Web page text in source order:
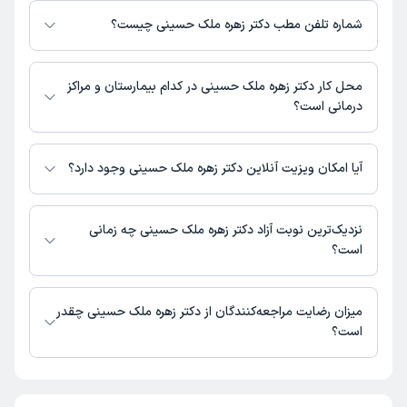
نیست. برای دریافت اطلاعات دقیق‌تر، لطفاً با مطب تماس بگیرید.
شماره تلفن مطب دکتر زهره ملک حسینی چیست؟
شماره تماس مطب دکتر زهره ملک حسینی در حال حاضر در این صفحه ثبت
نشده است.
محل کار دکتر زهره ملک حسینی در کدام بیمارستان و مراکز
درمانی است؟
دکتر زهره ملک حسینی در مراکز زیر فعالیت دارد:
کلینیک آوای ذهن اراک
آیا امکان ویزیت آنلاین دکتر زهره ملک حسینی وجود دارد؟
در حال حاضر اطلاعاتی درباره ارائه ویزیت آنلاین توسط دکتر زهره ملک حسینی
در دسترس نیست. برای دریافت اطلاعات دقیق‌تر، لطفاً با مطب تماس بگیرید.
نزدیک‌ترین نوبت آزاد دکتر زهره ملک حسینی چه زمانی
است؟
دکتر زهره ملک حسینی از روز دوشنبه 19 مرداد 1405 بیمار جدید می‌پذیرند.
میزان رضایت مراجعه‌کنندگان از دکتر زهره ملک حسینی چقدر
است؟